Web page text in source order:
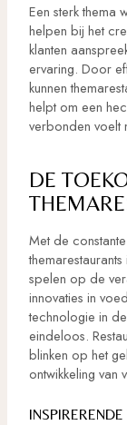
Een sterk thema
helpen bij het
klanten
ervaring. Door
kunnen
helpt om een
verbonden voelt
DE
Met de
spelen op de
innovaties in
technologie in
eindeloos.
blinken op het
ontwikkeling van